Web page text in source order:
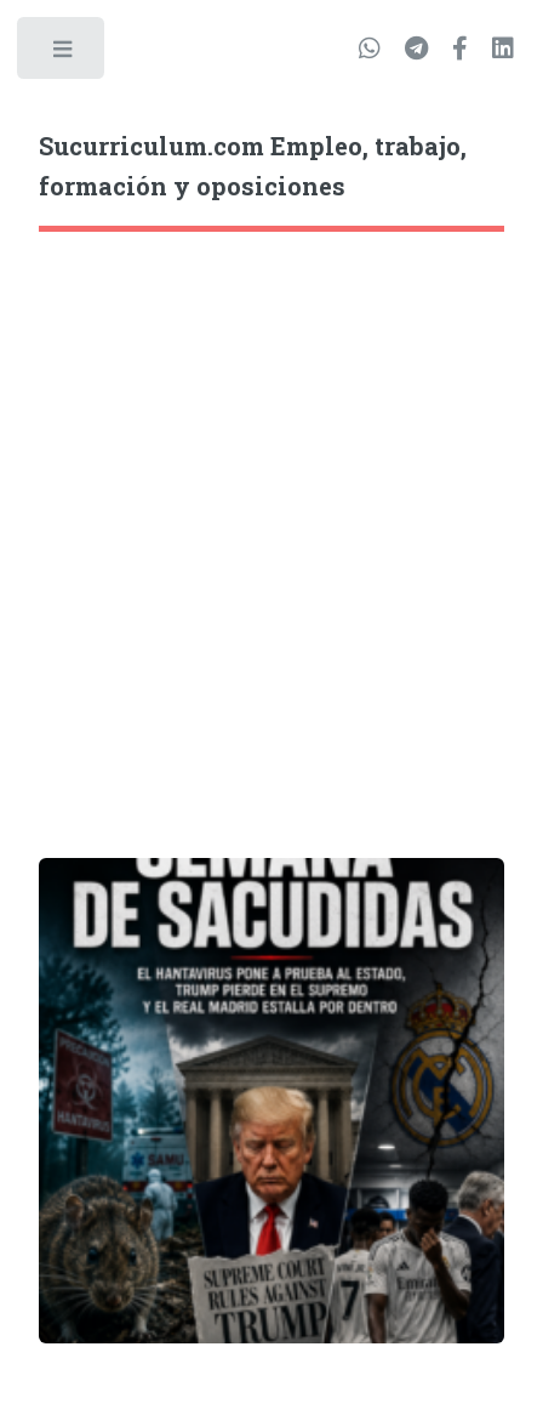
Sucurriculum.com Empleo, trabajo,
formación y oposiciones